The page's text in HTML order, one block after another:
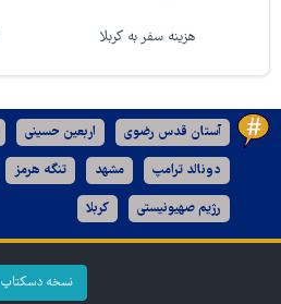
هزینه سفر به کربلا
آستان قدس رضوی اربعین حسینی
دونالد ترامپ مشهد تنگه هرمز
رژیم صهیونیستی کربلا
نسخه دسکتاپ